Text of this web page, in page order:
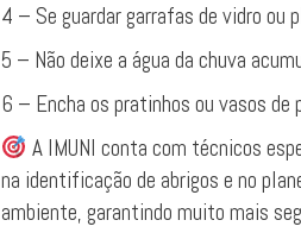
4 – Se guardar garrafas de vidro ou
5 – Não deixe a água da chuva
6 – Encha os pratinhos ou vasos de
A IMUNI conta com técnicos
na identificação de abrigos e no
ambiente, garantindo muito mais